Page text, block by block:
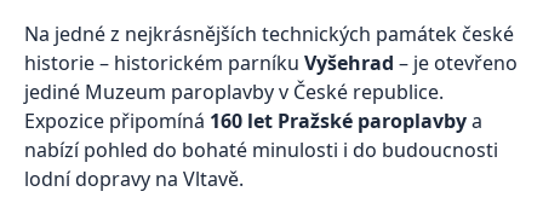
Na jedné z nejkrásnějších technických památek české
historie – historickém parníku Vyšehrad – je otevřeno
jediné Muzeum paroplavby v České republice.
Expozice připomíná 160 let Pražské paroplavbya
nabízí pohled do bohaté minulosti i do budoucnosti
lodní dopravy na Vltavě.